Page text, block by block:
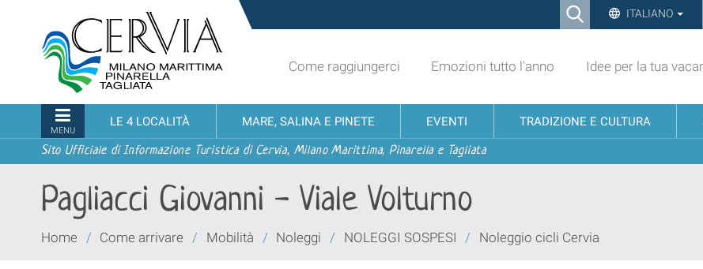
contenuti.
alla
navigazione
Ricerca ITALIANO
turistico
ufficiale
Cervia,
Milano
Marittima,
Pinarella,
Tagliata
Come raggiungerci Emozioni tutto l'anno Idee per la tua
MENU
LE 4 LOCALITÀ MARE, SALINA E PINETE EVENTI TRADIZIONE E CULTURA
Sito Ufficiale di Informazione Turistica di Cervia, Milano Marittima, Pinarella e Tagliata
Pagliacci Giovanni - Viale Volturno
Tu
Home / Come arrivare / Mobilità / Noleggi / NOLEGGI SOSPESI / Noleggio cicli Cervia